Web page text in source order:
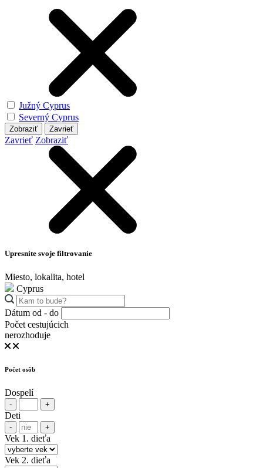
Južný Cyprus
Severný Cyprus
Zobraziť Zavrieť
Zavrieť Zobraziť
Upresnite svoje filtrovanie
Miesto, lokalita, hotel
Cyprus
Dátum od - do
Počet cestujúcich
nerozhoduje
Počet osôb
Dospelí
- +
Deti
- +
Vek 1. dieťa
Vek 2. dieťa